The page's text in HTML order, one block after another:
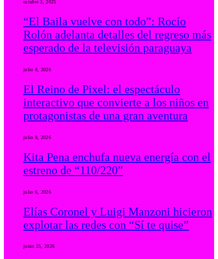
octubre 3, 2025
“El Baila vuelve con todo”: Rocío
Rolón adelanta detalles del regreso más
esperado de la televisión paraguaya
julio 8, 2026
El Reino de Pixel: el espectáculo
interactivo que convierte a los niños en
protagonistas de una gran aventura
julio 8, 2026
Kita Pena enchufa nueva energía con el
estreno de “110/220”
julio 6, 2026
Elías Coronel y Luigi Manzoni hicieron
explotar las redes con “Sí te quise”
junio 25, 2026